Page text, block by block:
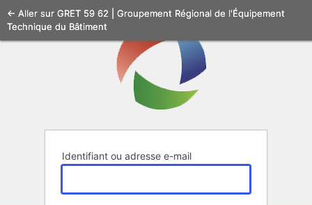
Se
connecter
Identifiant ou adresse e-mail
← Aller sur GRET 59 62 | Groupement Régional de l'Équipement
Technique du Bâtiment